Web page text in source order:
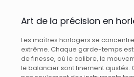
Art de la précision en
Les maîtres horlogers se
extrême. Chaque garde-temps
de finesse, où le calibre, le
le balancier sont finement ajustés.